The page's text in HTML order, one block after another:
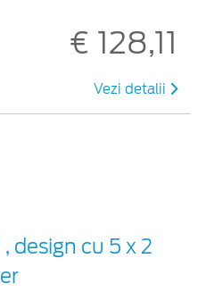
€ 128,11
Vezi detalii
design cu 5 x 2